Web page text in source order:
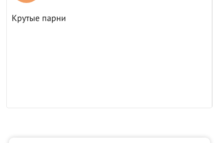
Крутые парни